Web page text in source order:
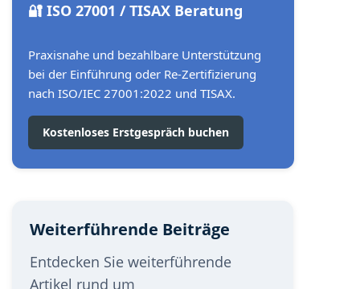
🔐 ISO 27001 / TISAX Beratung
Praxisnahe und bezahlbare Unterstützung
bei der Einführung oder Re-Zertifizierung
nach ISO/IEC 27001:2022 und TISAX.
Kostenloses Erstgespräch buchen
Weiterführende Beiträge
Entdecken Sie weiterführende
Artikel rund um